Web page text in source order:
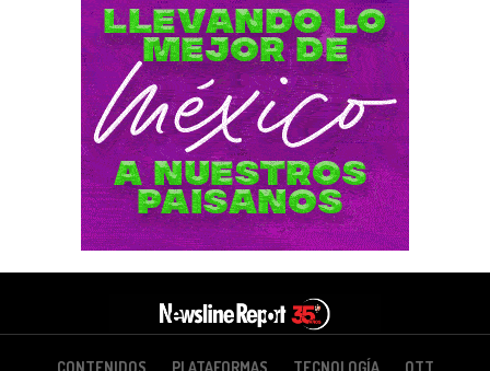
CONTENIDOS PLATAFORMAS TECNOLOGÍA OTT